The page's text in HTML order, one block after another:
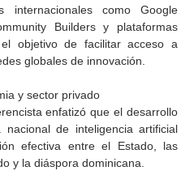
internacionales como Google
Builders y plataformas
objetivo de facilitar acceso a
globales de innovación.
y sector privado
enfatizó que el desarrollo
de inteligencia artificial
efectiva entre el Estado, las
y la diáspora dominicana.